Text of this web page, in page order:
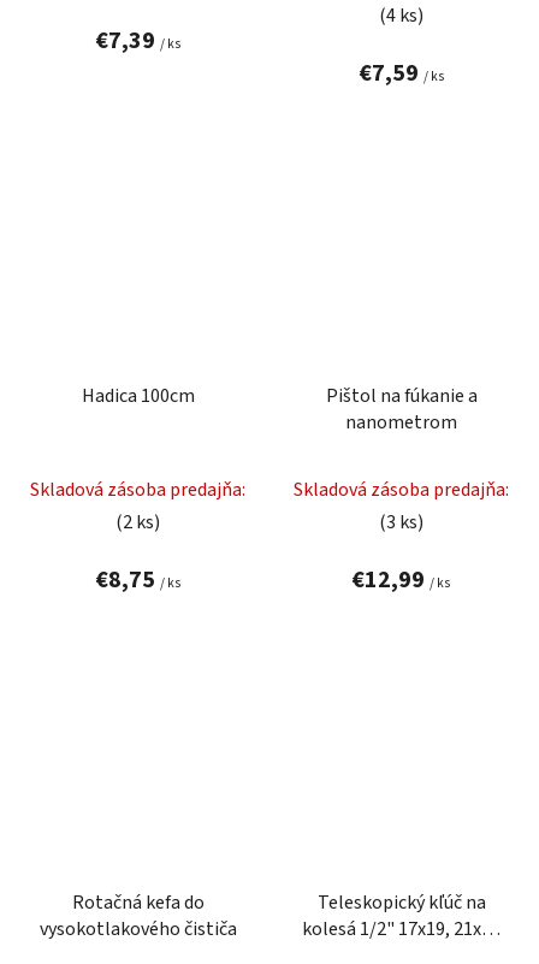
€7,39 / ks
(4 ks)
€7,59 / ks
Hadica 100cm
Skladová zásoba predajňa:
(2 ks)
€8,75 / ks
Pištol na fúkanie a
nanometrom
Skladová zásoba predajňa:
(3 ks)
€12,99 / ks
Rotačná kefa do
vysokotlakového čističa
Teleskopický kľúč na
kolesá 1/2" 17x19, 21x23